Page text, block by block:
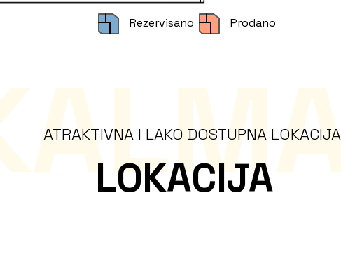
Rezervisano Prodano
ATRAKTIVNA I LAKO DOSTUPNA LOKACIJA
LOKACIJA